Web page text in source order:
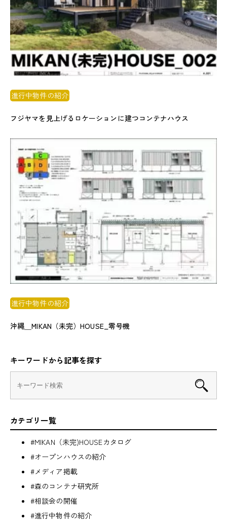
進行中物件の紹介
フジヤマを見上げるロケーションに建つコンテナハウス
進行中物件の紹介
沖縄＿MIKAN（未完）HOUSE_零号機
キーワードから記事を探す
カテゴリ一覧
#MIKAN（未完)HOUSEカタログ
#オープンハウスの紹介
#メディア掲載
#森のコンテナ研究所
#相談会の開催
#進行中物件の紹介